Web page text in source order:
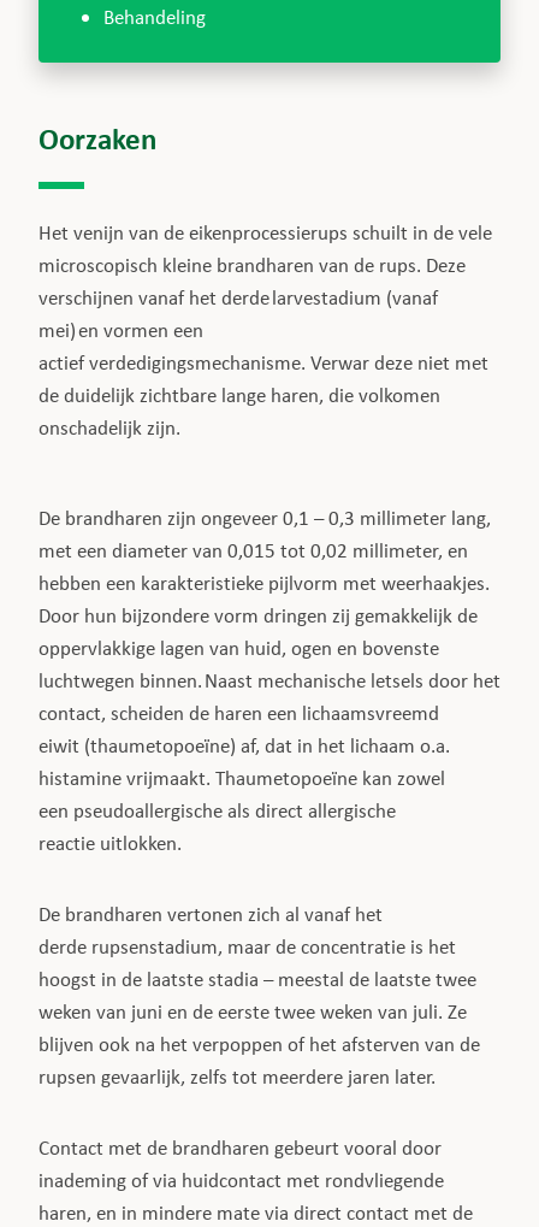
Behandeling
Oorzaken
Het venijn van de eikenprocessierups schuilt in de vele
microscopisch kleine brandharen van de rups. Deze
verschijnen vanaf het derde larvestadium (vanaf
mei) en vormen een
actief verdedigingsmechanisme. Verwar deze niet met
de duidelijk zichtbare lange haren, die volkomen
onschadelijk zijn.
De brandharen zijn ongeveer 0,1 – 0,3 millimeter lang,
met een diameter van 0,015 tot 0,02 millimeter, en
hebben een karakteristieke pijlvorm met weerhaakjes.
Door hun bijzondere vorm dringen zij gemakkelijk de
oppervlakkige lagen van huid, ogen en bovenste
luchtwegen binnen. Naast mechanische letsels door het
contact, scheiden de haren een lichaamsvreemd
eiwit (thaumetopoeïne) af, dat in het lichaam o.a.
histamine vrijmaakt. Thaumetopoeïne kan zowel
een pseudoallergische als direct allergische
reactie uitlokken.
De brandharen vertonen zich al vanaf het
derde rupsenstadium, maar de concentratie is het
hoogst in de laatste stadia – meestal de laatste twee
weken van juni en de eerste twee weken van juli. Ze
blijven ook na het verpoppen of het afsterven van de
rupsen gevaarlijk, zelfs tot meerdere jaren later.
Contact met de brandharen gebeurt vooral door
inademing of via huidcontact met rondvliegende
haren, en in mindere mate via direct contact met de